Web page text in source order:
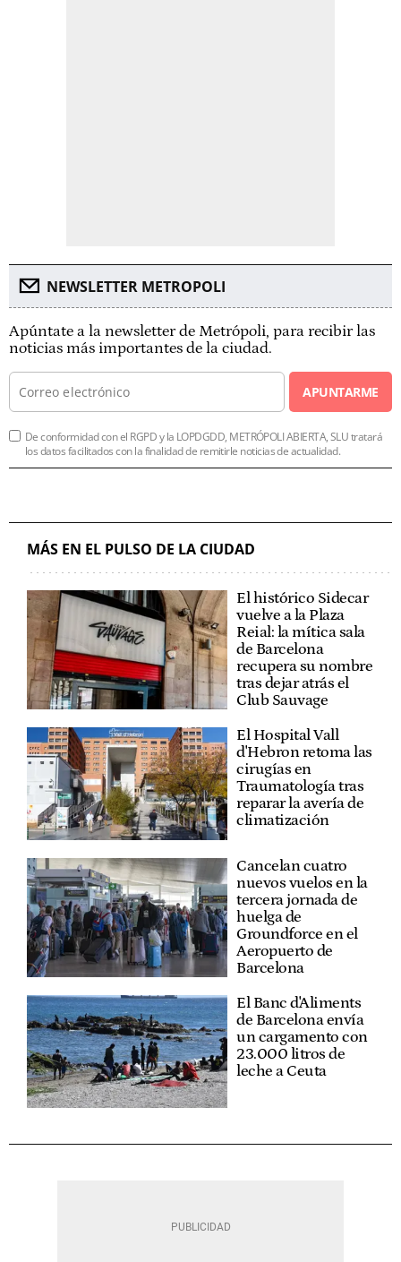
NEWSLETTER METROPOLI
Apúntate a la newsletter de Metrópoli, para recibir las
noticias más importantes de la ciudad.
APUNTARME
De conformidad con el RGPD y la LOPDGDD, METRÓPOLI ABIERTA, SLU tratará
los datos facilitados con la finalidad de remitirle noticias de actualidad.
MÁS EN EL PULSO DE LA CIUDAD
El histórico Sidecar
vuelve a la Plaza
Reial: la mítica sala
de Barcelona
recupera su nombre
tras dejar atrás el
Club Sauvage
El Hospital Vall
d'Hebron retoma las
cirugías en
Traumatología tras
reparar la avería de
climatización
Cancelan cuatro
nuevos vuelos en la
tercera jornada de
huelga de
Groundforce en el
Aeropuerto de
Barcelona
El Banc d'Aliments
de Barcelona envía
un cargamento con
23.000 litros de
leche a Ceuta